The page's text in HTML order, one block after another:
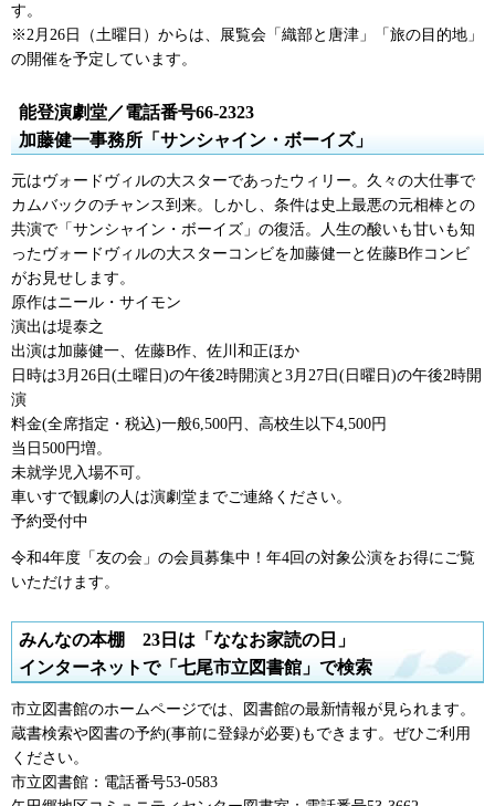
す。
※2月26日（土曜日）からは、展覧会「織部と唐津」「旅の目的地」
の開催を予定しています。
能登演劇堂／電話番号66-2323
加藤健一事務所「サンシャイン・ボーイズ」
元はヴォードヴィルの大スターであったウィリー。久々の大仕事で
カムバックのチャンス到来。しかし、条件は史上最悪の元相棒との
共演で「サンシャイン・ボーイズ」の復活。人生の酸いも甘いも知
ったヴォードヴィルの大スターコンビを加藤健一と佐藤B作コンビ
がお見せします。
原作はニール・サイモン
演出は堤泰之
出演は加藤健一、佐藤B作、佐川和正ほか
日時は3月26日(土曜日)の午後2時開演と3月27日(日曜日)の午後2時開
演
料金(全席指定・税込)一般6,500円、高校生以下4,500円
当日500円増。
未就学児入場不可。
車いすで観劇の人は演劇堂までご連絡ください。
予約受付中
令和4年度「友の会」の会員募集中！年4回の対象公演をお得にご覧
いただけます。
みんなの本棚 23 日は「ななお家読の日」
インターネットで「七尾市立図書館」で検索
市立図書館のホームページでは、図書館の最新情報が見られます。
蔵書検索や図書の予約(事前に登録が必要)もできます。ぜひご利用
ください。
市立図書館：電話番号53-0583